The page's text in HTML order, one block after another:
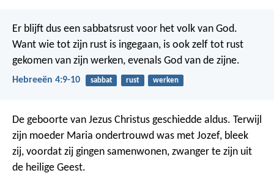
Er blijft dus een sabbatsrust voor het volk van God.
Want wie tot zijn rust is ingegaan, is ook zelf tot rust
gekomen van zijn werken, evenals God van de zijne.
Hebreeën 4:9-10 sabbat rust werken
De geboorte van Jezus Christus geschiedde aldus. Terwijl
zijn moeder Maria ondertrouwd was met Jozef, bleek
zij, voordat zij gingen samenwonen, zwanger te zijn uit
de heilige Geest.